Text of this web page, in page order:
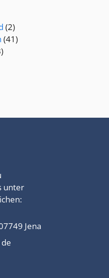
(2)
(41)
unter
Jena